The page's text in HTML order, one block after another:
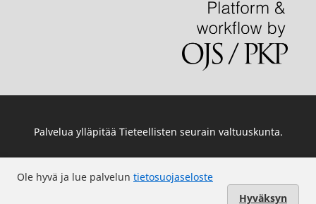
Ole hyvä ja lue palvelun tietosuojaseloste
Hyväksyn
Palvelua ylläpitää Tieteellisten seurain valtuuskunta.